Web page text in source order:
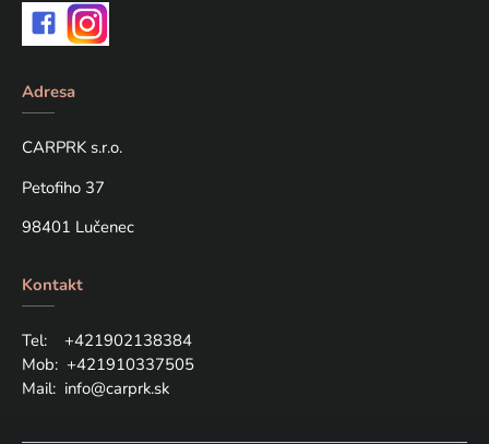
Adresa
CARPRK s.r.o.
Petofiho 37
98401 Lučenec
Kontakt
Tel: +421902138384
Mob: +421910337505
Mail: info@carprk.sk